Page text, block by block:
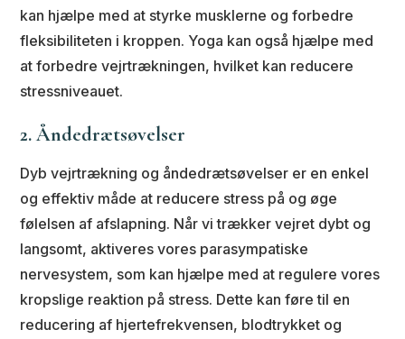
kan hjælpe med at styrke musklerne og forbedre
fleksibiliteten i kroppen. Yoga kan også hjælpe med
at forbedre vejrtrækningen, hvilket kan reducere
stressniveauet.
2. Åndedrætsøvelser
Dyb vejrtrækning og åndedrætsøvelser er en enkel
og effektiv måde at reducere stress på og øge
følelsen af afslapning. Når vi trækker vejret dybt og
langsomt, aktiveres vores parasympatiske
nervesystem, som kan hjælpe med at regulere vores
kropslige reaktion på stress. Dette kan føre til en
reducering af hjertefrekvensen, blodtrykket og